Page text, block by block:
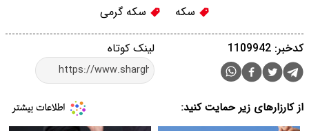
سکه سکه گرمی
لینک کوتاه کدخبر: 1109942
از کارزارهای زیر حمایت کنید: